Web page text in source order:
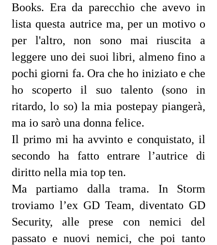
Books. Era da parecchio che avevo in
lista questa autrice ma, per un motivo o
per l'altro, non sono mai riuscita a
leggere uno dei suoi libri, almeno fino a
pochi giorni fa. Ora che ho iniziato e che
ho scoperto il suo talento (sono in
ritardo, lo so) la mia postepay piangerà,
ma io sarò una donna felice.
Il primo mi ha avvinto e conquistato, il
secondo ha fatto entrare l’autrice di
diritto nella mia top ten.
Ma partiamo dalla trama. In Storm
troviamo l’ex GD Team, diventato GD
Security, alle prese con nemici del
passato e nuovi nemici, che poi tanto